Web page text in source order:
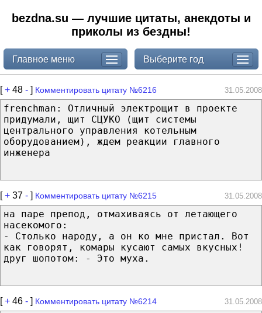
bezdna.su — лучшие цитаты, анекдоты и
приколы из бездны!
Главное меню Выберите год
[+ 48 - ] Комментировать цитату №6216 31.05.2008
frenchman: Отличный электрощит в проекте
придумали, щит СЦУКО (щит системы
центрального управления котельным
оборудованием), ждем реакции главного
инженера
[+ 37 - ] Комментировать цитату №6215 31.05.2008
на паре препод, отмахиваясь от летающего
насекомого:
- Столько народу, а он ко мне пристал. Вот
как говорят, комары кусают самых вкусных!
друг шопотом: - Это муха.
[+ 46 - ] Комментировать цитату №6214 31.05.2008